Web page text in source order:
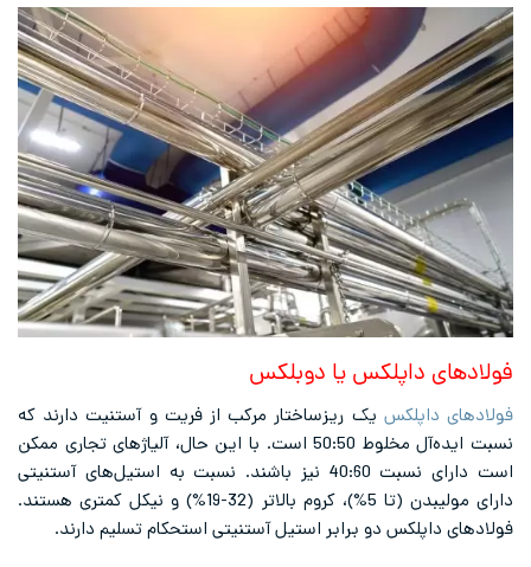
فولادهای داپلکس یا دوبلکس
فولادهای داپلکس یک ریزساختار مرکب از فریت و آستنیت دارند که
نسبت ایده‌آل مخلوط 50:50 است. با این حال، آلیاژهای تجاری ممکن
است دارای نسبت 40:60 نیز باشند. نسبت به استیل‌های آستنیتی
دارای مولیبدن (تا 5%)، کروم بالاتر (32-19%) و نیکل کمتری هستند.
فولادهای داپلکس دو برابر استیل آستنیتی استحکام تسلیم دارند.